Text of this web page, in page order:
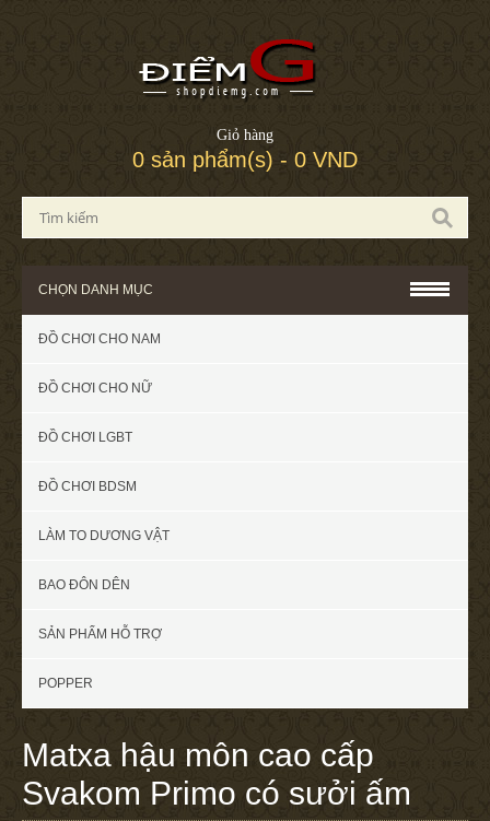
Giỏ hàng
0 sản phẩm(s) - 0 VND
CHỌN DANH MỤC
ĐỒ CHƠI CHO NAM
ĐỒ CHƠI CHO NỮ
ĐỒ CHƠI LGBT
ĐỒ CHƠI BDSM
LÀM TO DƯƠNG VẬT
BAO ĐÔN DÊN
SẢN PHẨM HỖ TRỢ
POPPER
Matxa hậu môn cao cấp
Svakom Primo có sưởi ấm